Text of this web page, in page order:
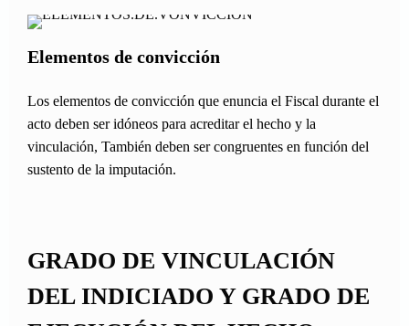
Elementos de convicción
Los elementos de convicción que enuncia el Fiscal durante el
acto deben ser idóneos para acreditar el hecho y la
vinculación, También deben ser congruentes en función del
sustento de la imputación.
GRADO DE VINCULACIÓN
DEL INDICIADO Y GRADO DE